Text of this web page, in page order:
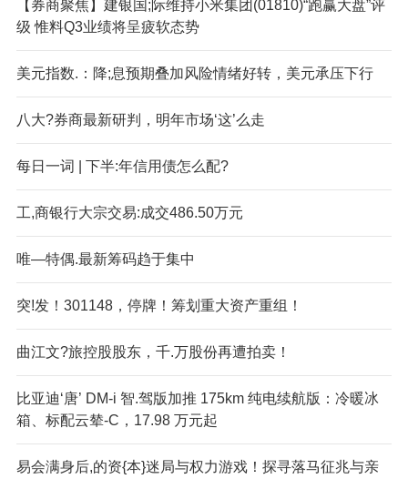
【券商聚焦】建银国;际维持小米集团(01810)“跑赢大盘”评
级 惟料Q3业绩将呈疲软态势
美元指数.：降;息预期叠加风险情绪好转，美元承压下行
八大?券商最新研判，明年市场‘这’么走
每日一词 | 下半:年信用债怎么配?
工,商银行大宗交易:成交486.50万元
唯—特偶.最新筹码趋于集中
突!发！301148，停牌！筹划重大资产重组！
曲江文?旅控股股东，千.万股份再遭拍卖！
比亚迪‘唐’ DM-i 智.驾版加推 175km 纯电续航版：冷暖冰
箱、标配云辇-C，17.98 万元起
易会满身后,的资{本}迷局与权力游戏！探寻落马征兆与亲